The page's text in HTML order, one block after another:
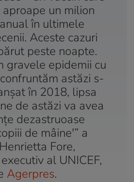
un milion
în ultimele
Aceste cazuri
peste noapte.
gravele epidemii cu
astăzi s-
în 2018, lipsa
de astăzi va avea
dezastruoase
de mâine'” a
Fore,
al UNICEF,
Agerpres.